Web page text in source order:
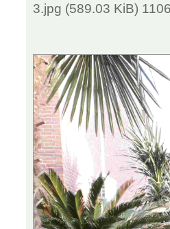
3.jpg (589.03 KiB)